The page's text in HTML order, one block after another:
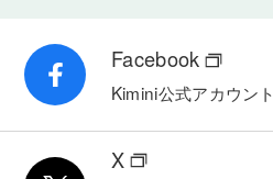
Facebook
Kimini公式アカウント
X